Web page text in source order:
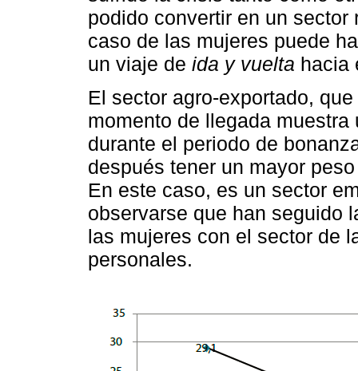
podido convertir en un
caso de las mujeres puede
un viaje de ida y vuelta hacia
El sector agro-exportado,
momento de llegada
durante el periodo de
después tener un mayor
En este caso, es un sector
observarse que han seguido
las mujeres con el sector de
personales.